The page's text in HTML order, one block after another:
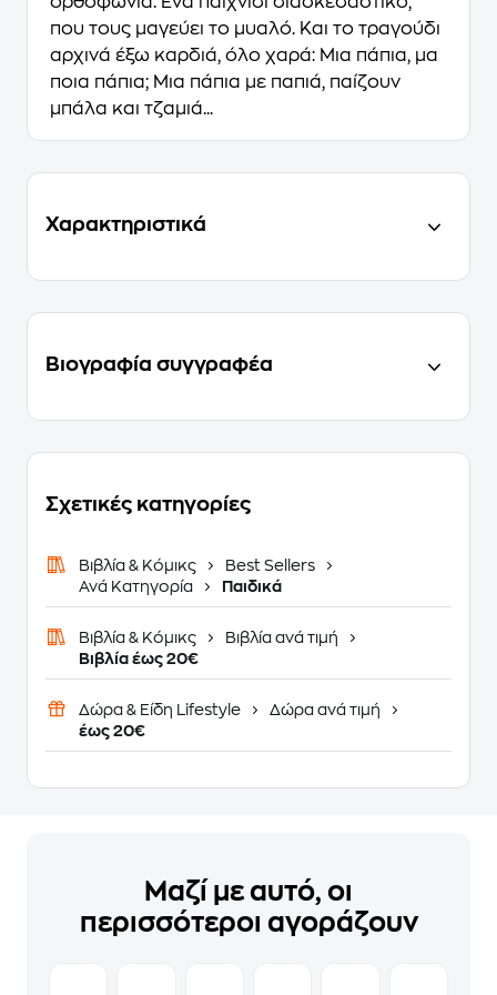
που τους μαγεύει το μυαλό. Και το τραγούδι
αρχινά έξω καρδιά, όλο χαρά: Μια πάπια, μα
ποια πάπια; Μια πάπια με παπιά, παίζουν
μπάλα και τζαμιά...
Χαρακτηριστικά
Βιογραφία συγγραφέα
Σχετικές κατηγορίες
Βιβλία & Κόμικς
Best Sellers
Ανά Κατηγορία
Παιδικά
Βιβλία & Κόμικς
Βιβλία ανά τιμή
Βιβλία έως 20€
Δώρα & Είδη Lifestyle
Δώρα ανά τιμή
έως 20€
Μαζί με αυτό, οι
περισσότεροι αγοράζουν